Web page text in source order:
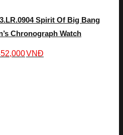
Spirit Of Big Bang
Chronograph Watch
VNĐ